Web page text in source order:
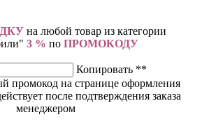
на любой товар из категории
3 % по ПРОМОКОДУ
Копировать **
промокод на странице оформления
после подтверждения заказа
менеджером